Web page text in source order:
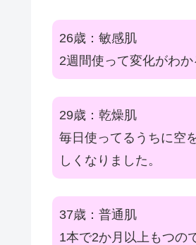
26歳：敏感肌
2週間使って変化がわ
29歳：乾燥肌
毎日使ってるうちに空
しくなりました。
37歳：普通肌
1本で2か月以上もつの